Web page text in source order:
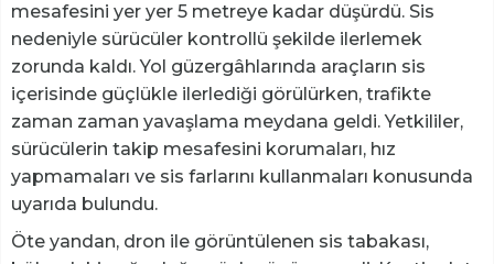
mesafesini yer yer 5 metreye kadar düşürdü. Sis
nedeniyle sürücüler kontrollü şekilde ilerlemek
zorunda kaldı. Yol güzergâhlarında araçların sis
içerisinde güçlükle ilerlediği görülürken, trafikte
zaman zaman yavaşlama meydana geldi. Yetkililer,
sürücülerin takip mesafesini korumaları, hız
yapmamaları ve sis farlarını kullanmaları konusunda
uyarıda bulundu.
Öte yandan, dron ile görüntülenen sis tabakası,